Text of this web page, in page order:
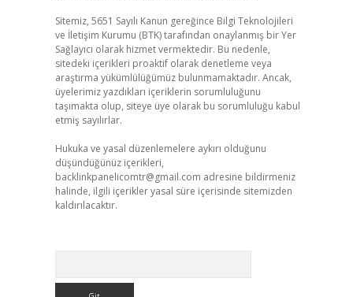
Sitemiz, 5651 Sayılı Kanun gereğince Bilgi Teknolojileri
ve İletişim Kurumu (BTK) tarafından onaylanmış bir Yer
Sağlayıcı olarak hizmet vermektedir. Bu nedenle,
sitedeki içerikleri proaktif olarak denetleme veya
araştırma yükümlülüğümüz bulunmamaktadır. Ancak,
üyelerimiz yazdıkları içeriklerin sorumluluğunu
taşımakta olup, siteye üye olarak bu sorumluluğu kabul
etmiş sayılırlar.
Hukuka ve yasal düzenlemelere aykırı olduğunu
düşündüğünüz içerikleri,
backlinkpanelicomtr@gmail.com adresine bildirmeniz
halinde, ilgili içerikler yasal süre içerisinde sitemizden
kaldırılacaktır.